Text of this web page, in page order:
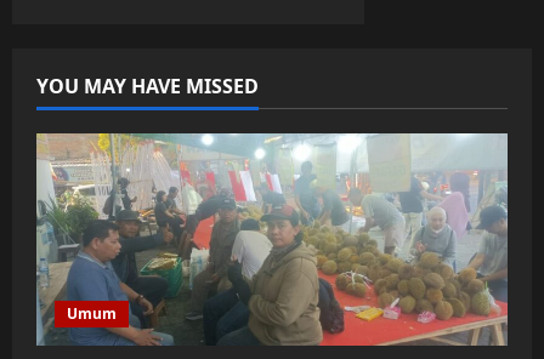
YOU MAY HAVE MISSED
Umum